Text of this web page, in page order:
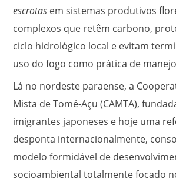
escrotas em sistemas produtivos
complexos que retêm carbono,
ciclo hidrológico local e evitam
uso do fogo como prática de
Lá no nordeste paraense, a
Mista de Tomé-Açu (CAMTA),
imigrantes japoneses e hoje uma
desponta internacionalmente,
modelo formidável de
socioambiental totalmente focado